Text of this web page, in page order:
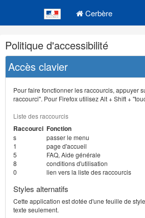
Cerbère
Navigation
et
outils
annexes
Politique d'accessibilité
Accès clavier
Pour faire fonctionner les raccourcis, appuyer
raccourci". Pour Firefox utilisez Alt + Shift +
Liste des raccourcis
Raccourci Fonction
s
passer le menu
1
page d'accueil
5
FAQ, Aide générale
8
conditions d'utilisation
0
lien vers la liste des raccourcis
Styles alternatifs
Cette application est dotée d'une feuille de
texte seulement.